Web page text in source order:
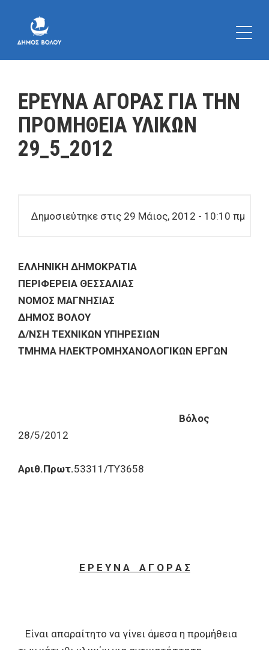
ΕΡΕΥΝΑ ΑΓΟΡΑΣ ΓΙΑ ΤΗΝ
ΠΡΟΜΗΘΕΙΑ ΥΛΙΚΩΝ
29_5_2012
Δημοσιεύτηκε στις 29 Μάιος, 2012 - 10:10 πμ
ΕΛΛΗΝΙΚΗ ΔΗΜΟΚΡΑΤΙΑ
ΠΕΡΙΦΕΡΕΙΑ ΘΕΣΣΑΛΙΑΣ
ΝΟΜΟΣ ΜΑΓΝΗΣΙΑΣ
ΔΗΜΟΣ ΒΟΛΟΥ
Δ/ΝΣΗ ΤΕΧΝΙΚΩΝ ΥΠΗΡΕΣΙΩΝ
ΤΜΗΜΑ ΗΛΕΚΤΡΟΜΗΧΑΝΟΛΟΓΙΚΩΝ ΕΡΓΩΝ
Βόλος
28/5/2012
Αριθ.Πρωτ.53311/ΤΥ3658
Ε Ρ Ε Υ Ν Α Α Γ Ο Ρ Α Σ
Είναι απαραίτητο να γίνει άμεσα η προμήθεια